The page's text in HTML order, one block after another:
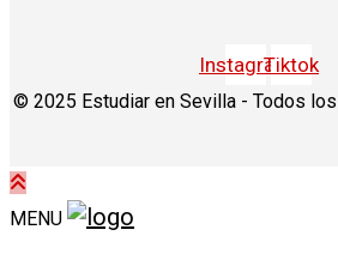
InstagramTiktok
© 2025 Estudiar en Sevilla - Todos
MENU